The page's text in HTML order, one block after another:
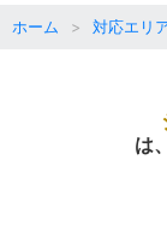
ホーム 対応エリ
は